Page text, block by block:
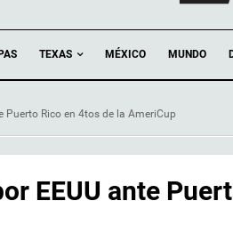
TEXAS MÉXICO MUNDO
Puerto Rico en 4tos de la AmeriCup
EEUU ante